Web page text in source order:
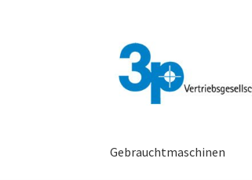
Spring
til
navigation
Spring
til
indhold
Gebrauchtmaschinen